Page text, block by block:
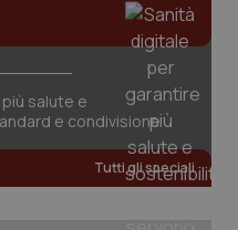
salute e
e condivisione
Tutti gli speciali
www.quotidianosanita.it